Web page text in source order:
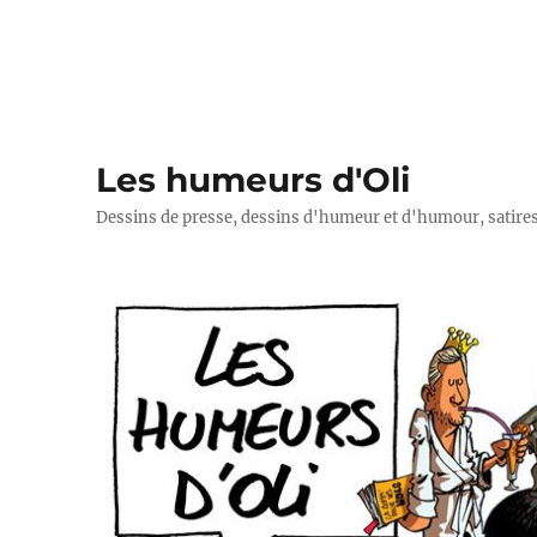
Les humeurs d'Oli
Dessins de presse, dessins d'humeur et d'humour,